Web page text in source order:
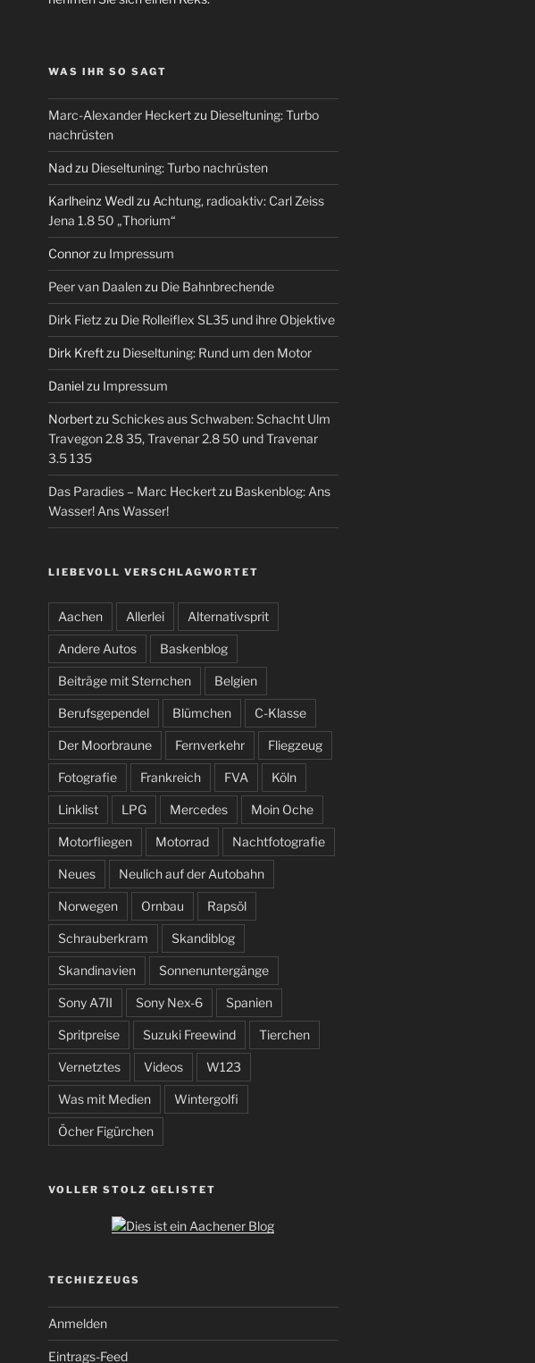
WAS IHR SO SAGT
Marc-Alexander Heckertzu Dieseltuning: Turbo
nachrüsten
Nadzu Dieseltuning: Turbo nachrüsten
Karlheinz Wedlzu Achtung, radioaktiv: Carl Zeiss
Jena 1.8 50 „Thorium“
Connorzu Impressum
Peer van Daalenzu Die Bahnbrechende
Dirk Fietz zu Die Rolleiflex SL35 und ihre Objektive
Dirk Kreftzu Dieseltuning: Rund um den Motor
Danielzu Impressum
Norbertzu Schickes aus Schwaben: Schacht Ulm
Travegon 2.8 35, Travenar 2.8 50 und Travenar
3.5 135
Das Paradies – Marc Heckertzu Baskenblog: Ans
Wasser! Ans Wasser!
LIEBEVOLL VERSCHLAGWORTET
Aachen Allerlei Alternativsprit
Andere Autos Baskenblog
Beiträge mit Sternchen Belgien
Berufsgependel Blümchen C-Klasse
Der Moorbraune Fernverkehr Fliegzeug
Fotografie Frankreich FVA Köln
Linklist LPG Mercedes Moin Oche
Motorfliegen Motorrad Nachtfotografie
Neues Neulich auf der Autobahn
Norwegen Ornbau Rapsöl
Schrauberkram Skandiblog
Skandinavien Sonnenuntergänge
Sony A7II Sony Nex-6 Spanien
Spritpreise Suzuki Freewind Tierchen
Vernetztes Videos W123
Was mit Medien Wintergolfi
Öcher Figürchen
VOLLER STOLZ GELISTET
TECHIEZEUGS
Anmelden
Eintrags-Feed